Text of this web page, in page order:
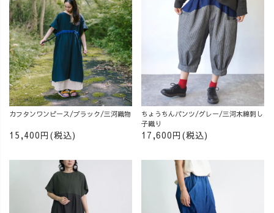
カフタンワンピース/ブラック/三河織物
15,400円(税込)
ちょうちんパンツ/グレー/三河木綿刺し
子織り
17,600円(税込)